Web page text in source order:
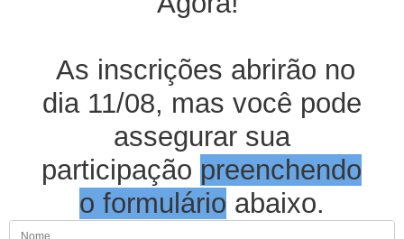
As inscrições abrirão no
dia 11/08, mas você pode
assegurar sua
participação preenchendo
o formulário abaixo.